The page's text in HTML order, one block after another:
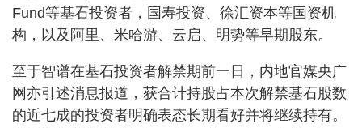
Fund等基石投资者，国寿投资、徐汇资本等国资机
构，以及阿里、米哈游、云启、明势等早期股东。
至于智谱在基石投资者解禁期前一日，内地官媒央广
网亦引述消息报道，获合计持股占本次解禁基石股数
的近七成的投资者明确表态长期看好并将继续持有。